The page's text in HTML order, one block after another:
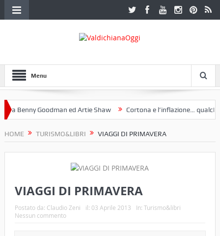
Menu
Benny Goodman ed Artie Shaw Cortona e l’inflazione… qualche
HOME TURISMO&LIBRI VIAGGI DI PRIMAVERA
VIAGGI DI PRIMAVERA
Postato da: Claudio Zeni il: 03 Aprile 2013 In: Turismo&libri
Nessun commento